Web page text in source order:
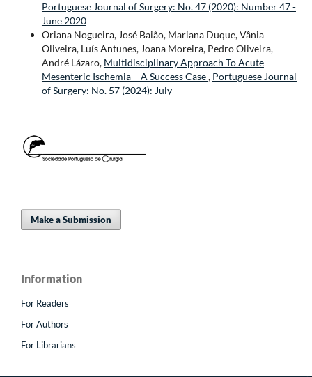
Portuguese Journal of Surgery: No. 47 (2020): Number 47 -
June 2020
Oriana Nogueira, José Baião, Mariana Duque, Vânia
Oliveira, Luís Antunes, Joana Moreira, Pedro Oliveira,
André Lázaro, Multidisciplinary Approach To Acute
Mesenteric Ischemia – A Success Case, Portuguese Journal
of Surgery: No. 57 (2024): July
Make a Submission
Information
For Readers
For Authors
For Librarians